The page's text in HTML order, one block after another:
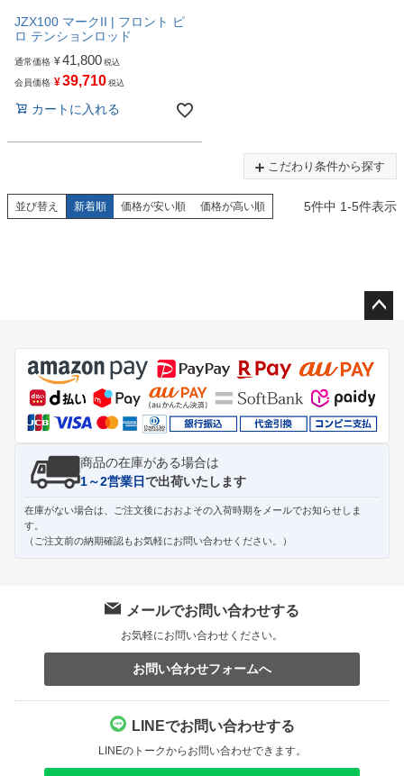
JZX100 マークII | フロント ピ
ロ テンションロッド
通常価格 ¥41,800 税込
会員価格 ¥39,710 税込
カートに入れる
こだわり条件から探す
並び替え 新着順 価格が安い順 価格が高い順 5件中 1-5件表示
ジト
ップ
へ
商品の在庫がある場合は
1～2営業日で出荷いたします
在庫がない場合は、ご注文後におおよその入荷時期をメールでお知らせしま
す。
（ご注文前の納期確認もお気軽にお問い合わせください。）
メールでお問い合わせする
お気軽にお問い合わせください。
お問い合わせフォームへ
LINEでお問い合わせする
LINEのトークからお問い合わせできます。